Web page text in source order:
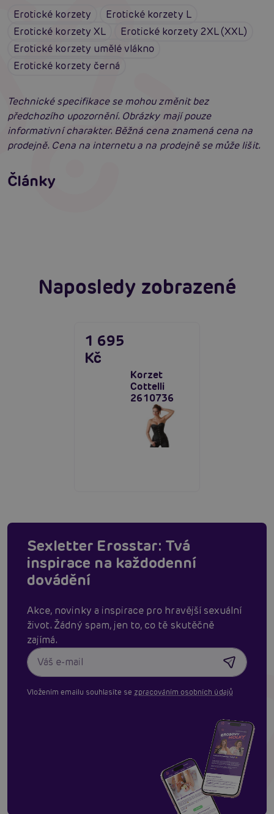
Erotické korzety
Erotické korzety L
Erotické korzety XL
Erotické korzety 2XL (XXL)
Erotické korzety umělé vlákno
Erotické korzety černá
Technické specifikace se mohou změnit bez
předchozího upozornění. Obrázky mají pouze
informativní charakter. Běžná cena znamená cena na
prodejně. Cena na internetu a na prodejně se může lišit.
Články
neodolatelně sexy
Číst více
Erotická inteligence: Příručka Sexiomů
Naposledy zobrazené
Korzet
Cottelli
2610736
1 695
Kč
Sexletter Erosstar: Tvá
inspirace na každodenní
dovádění
Akce, novinky a inspirace pro hravější sexuální
život. Žádný spam, jen to, co tě skutěčně
zajímá.
Vložením emailu souhlasíte se zpracováním osobních údajů